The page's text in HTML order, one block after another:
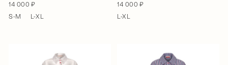
14 000 ₽
S-M
L-XL
14 000 ₽
L-XL